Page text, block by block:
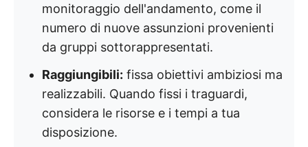
monitoraggio dell'andamento, come il
numero di nuove assunzioni provenienti
da gruppi sottorappresentati.
Raggiungibili: fissa obiettivi ambiziosi ma
realizzabili. Quando fissi i traguardi,
considera le risorse e i tempi a tua
disposizione.